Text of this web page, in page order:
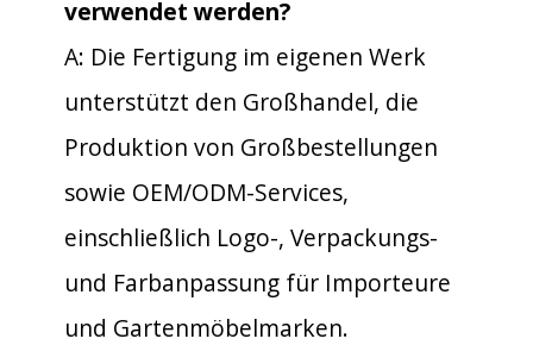
verwendet werden?
A: Die Fertigung im eigenen Werk
unterstützt den Großhandel, die
Produktion von Großbestellungen
sowie OEM/ODM-Services,
einschließlich Logo-, Verpackungs-
und Farbanpassung für Importeure
und Gartenmöbelmarken.